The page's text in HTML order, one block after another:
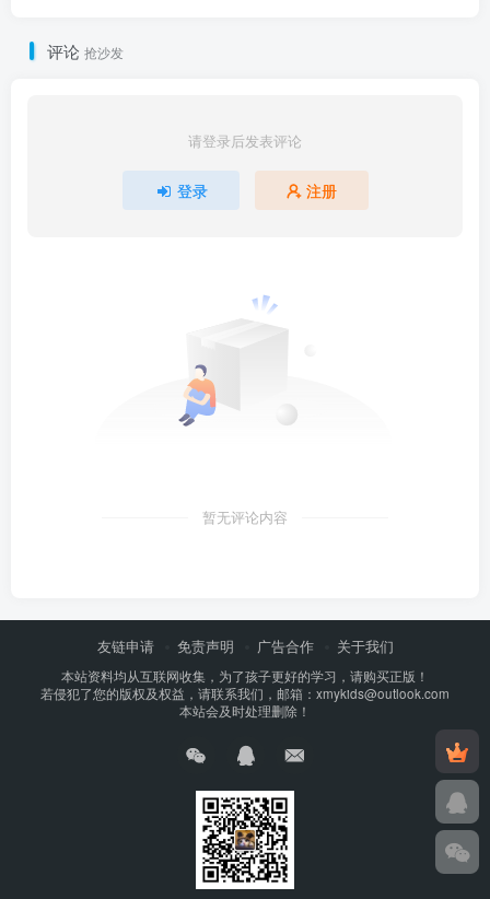
评论 抢沙发
请登录后发表评论
登录 注册
暂无评论内容
友链申请 免责声明 广告合作 关于我们
本站资料均从互联网收集，为了孩子更好的学习，请购买正版！
若侵犯了您的版权及权益，请联系我们，邮箱：xmykids@outlook.com
本站会及时处理删除！